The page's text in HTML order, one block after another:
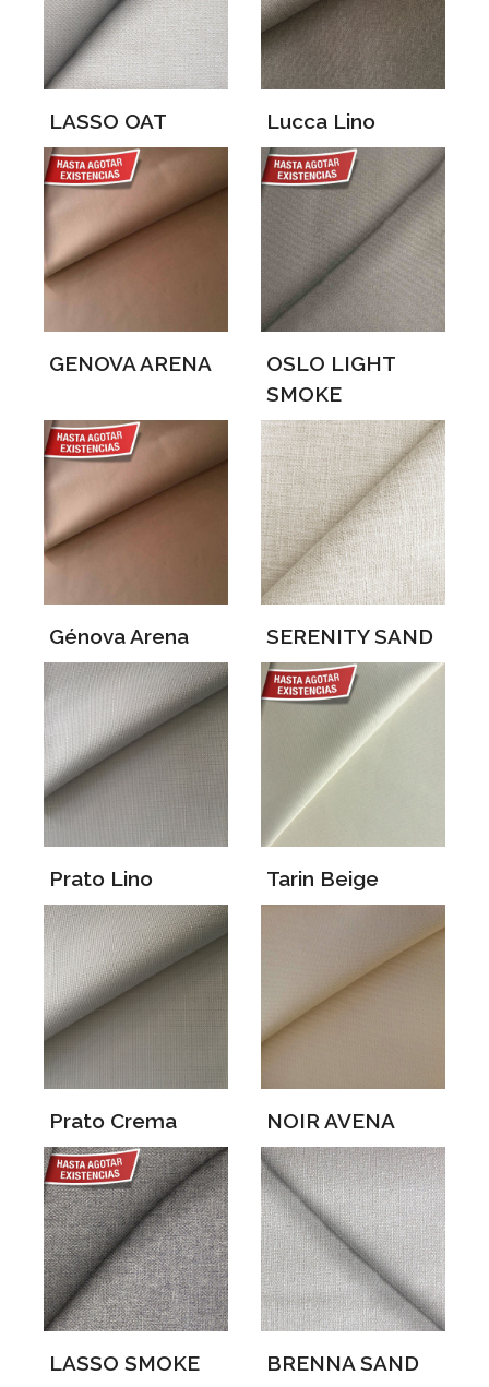
LASSO OAT Lucca Lino
GENOVA ARENA
OSLO LIGHT
SMOKE
Génova Arena SERENITY SAND
Prato Lino Tarin Beige
Prato Crema NOIR AVENA
LASSO SMOKE BRENNA SAND